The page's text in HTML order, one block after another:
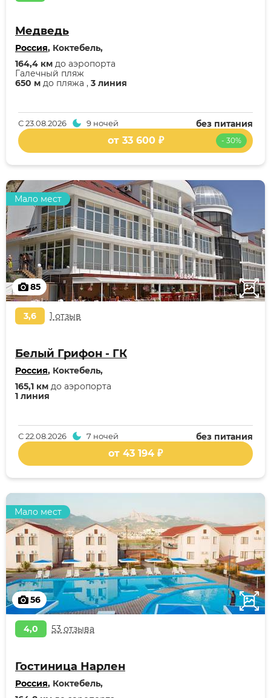
Медведь
Россия, Коктебель,
650 м до пляжа , 3 линия
Галечный пляж
164,4 км до аэропорта
без питания
С23.08.2026 9 ночей
- 30%
от 33 600 ₽
85
Мало мест
3,6 1 отзыв
Белый Грифон - ГК
Россия, Коктебель,
1 линия
165,1 км до аэропорта
без питания
С22.08.2026 7 ночей
от 43 194 ₽
56
Мало мест
4,0 53 отзыва
Гостиница Нарлен
Россия, Коктебель,